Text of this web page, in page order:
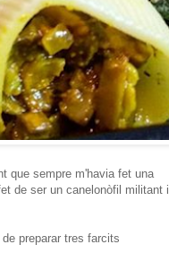
que sempre m'havia fet una
de ser un canelonòfil militant i
preparar tres farcits